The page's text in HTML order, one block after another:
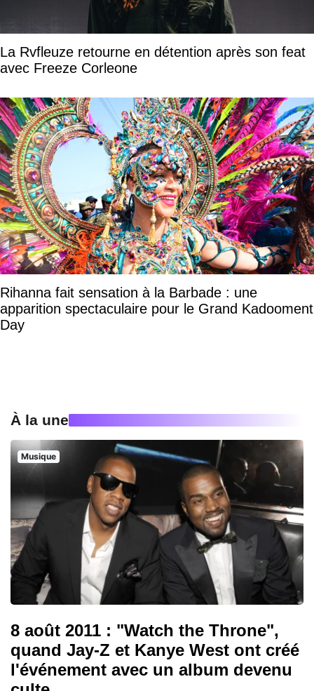
La Rvfleuze retourne en détention après son feat
avec Freeze Corleone
Rihanna fait sensation à la Barbade : une
apparition spectaculaire pour le Grand Kadooment
Day
À la une
Musique
8 août 2011 : "Watch the Throne",
quand Jay-Z et Kanye West ont créé
l'événement avec un album devenu